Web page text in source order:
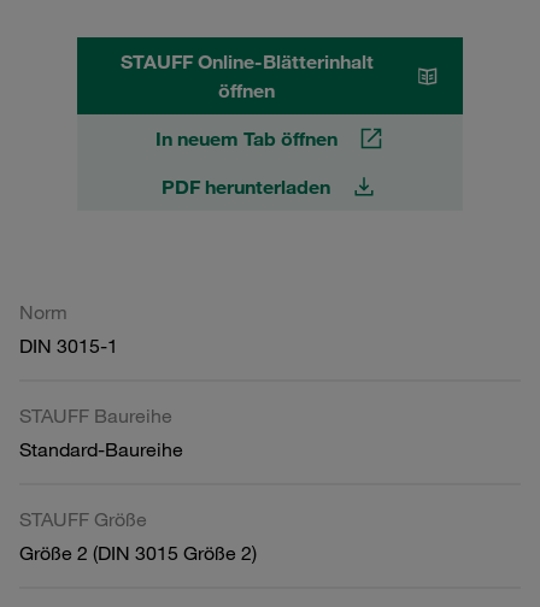
STAUFF Online-Blätterinhalt
öffnen
In neuem Tab öffnen
PDF herunterladen
Norm
DIN 3015-1
STAUFF Baureihe
Standard-Baureihe
STAUFF Größe
Größe 2 (DIN 3015 Größe 2)